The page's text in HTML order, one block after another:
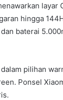
layar
hingga
baterai
pilihan
Ponsel